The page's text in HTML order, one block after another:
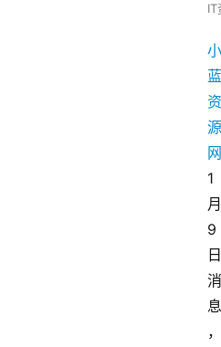
IT
小
蓝
资
源
网
1
月
9
日
消
息
，